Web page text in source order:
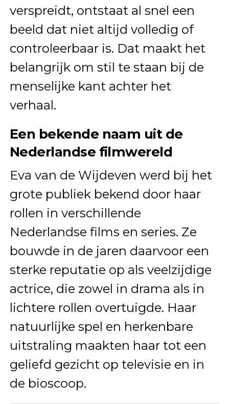
verspreidt, ontstaat al snel een
beeld dat niet altijd volledig of
controleerbaar is. Dat maakt het
belangrijk om stil te staan bij de
menselijke kant achter het
verhaal.
Een bekende naam uit de
Nederlandse filmwereld
Eva van de Wijdeven werd bij het
grote publiek bekend door haar
rollen in verschillende
Nederlandse films en series. Ze
bouwde in de jaren daarvoor een
sterke reputatie op als veelzijdige
actrice, die zowel in drama als in
lichtere rollen overtuigde. Haar
natuurlijke spel en herkenbare
uitstraling maakten haar tot een
geliefd gezicht op televisie en in
de bioscoop.